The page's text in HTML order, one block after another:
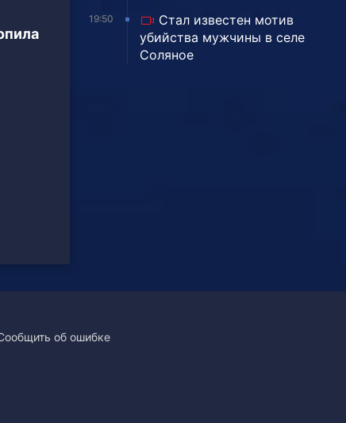
19:50
Стал известен мотив
убийства мужчины в селе
Соляное
об ошибке